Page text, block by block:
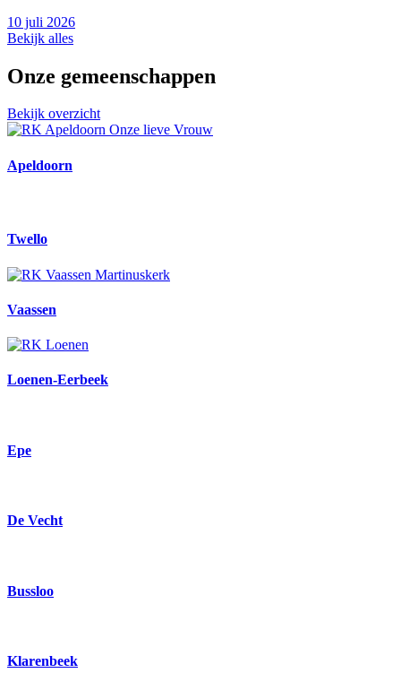
10 juli 2026
Bekijk alles
Onze gemeenschappen
Bekijk overzicht
Apeldoorn
Twello
Vaassen
Loenen-Eerbeek
Epe
De Vecht
Bussloo
Klarenbeek